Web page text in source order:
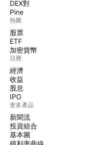
DEX對
Pine
熱圖
股票
ETF
加密貨幣
日曆
經濟
收益
股息
IPO
更多產品
新聞流
投資組合
基本圖
殖利率曲線